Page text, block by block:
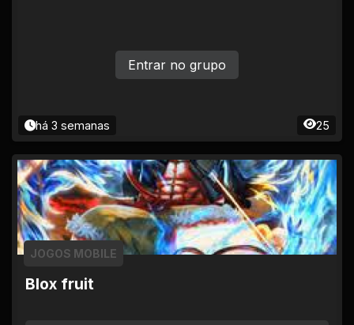
e. Problema? Chama um adm no privado. *Bons jog
os e aproveita a comunidade! 🕹️✨*
há 3 semanas 25
Entrar no grupo
Blox fruit
JOGOS MOBILE